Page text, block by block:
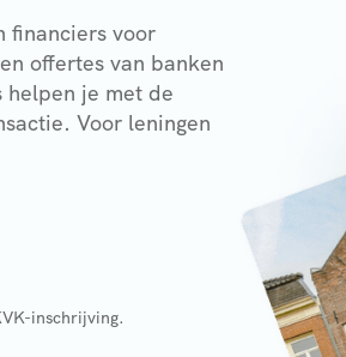
financiers voor
offertes van banken
helpen je met de
Voor leningen
inschrijving.